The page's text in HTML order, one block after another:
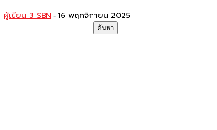
ผู้เขียน 3 SBN - 16 พฤศจิกายน 2025